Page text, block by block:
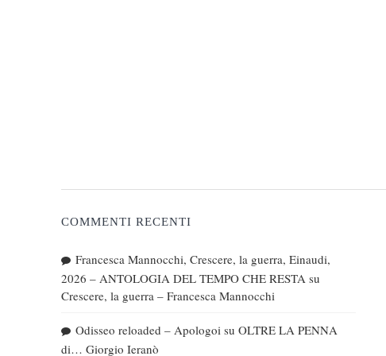
COMMENTI RECENTI
Francesca Mannocchi, Crescere, la guerra, Einaudi,
2026 – ANTOLOGIA DEL TEMPO CHE RESTA su
Crescere, la guerra – Francesca Mannocchi
Odisseo reloaded – Apologoi su OLTRE LA PENNA
di… Giorgio Ieranò